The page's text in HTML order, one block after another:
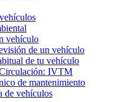
vehículo
de un vehículo
de tu vehículo
IVTM
de mantenimiento
de vehículos